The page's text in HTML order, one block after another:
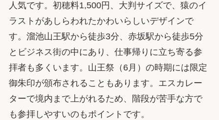
人気です。初穂料1,500円、大判サイズで、猿のイ
ラストがあしらわれたかわいらしいデザインで
す。溜池山王駅から徒歩3分、赤坂駅から徒歩5分
とビジネス街の中にあり、仕事帰りに立ち寄る参
拝者も多くいます。山王祭（6月）の時期には限定
御朱印が頒布されることもあります。エスカレー
ターで境内まで上がれるため、階段が苦手な方で
も参拝しやすいのもポイントです。